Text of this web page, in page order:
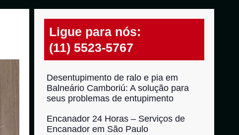
Ligue para nós:
(11) 5523-5767
Desentupimento de ralo e pia em
Balneário Camboriú: A solução para
seus problemas de entupimento
Encanador 24 Horas – Serviços de
Encanador em São Paulo